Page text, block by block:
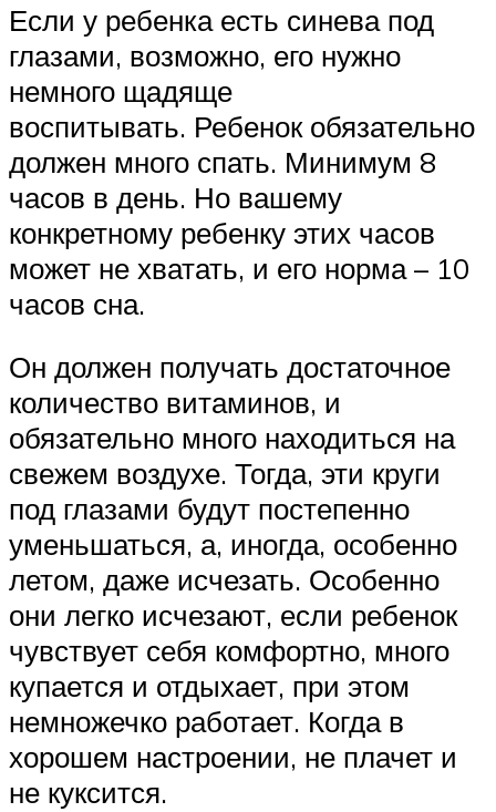
Если у ребенка есть синева под
глазами, возможно, его нужно
немного щадяще
воспитывать. Ребенок обязательно
должен много спать. Минимум 8
часов в день. Но вашему
конкретному ребенку этих часов
может не хватать, и его норма – 10
часов сна.
Он должен получать достаточное
количество витаминов, и
обязательно много находиться на
свежем воздухе. Тогда, эти круги
под глазами будут постепенно
уменьшаться, а, иногда, особенно
летом, даже исчезать. Особенно
они легко исчезают, если ребенок
чувствует себя комфортно, много
купается и отдыхает, при этом
немножечко работает. Когда в
хорошем настроении, не плачет и
не куксится.